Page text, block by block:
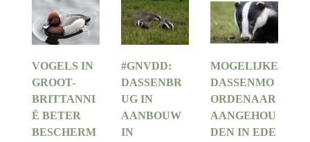
VOGELS IN
GROOT-
BRITTANNI
Ë BETER
BESCHERM
#GNVDD:
DASSENBR
UG IN
AANBOUW
IN
MOGELIJKE
DASSENMO
ORDENAAR
AANGEHOU
DEN IN EDE